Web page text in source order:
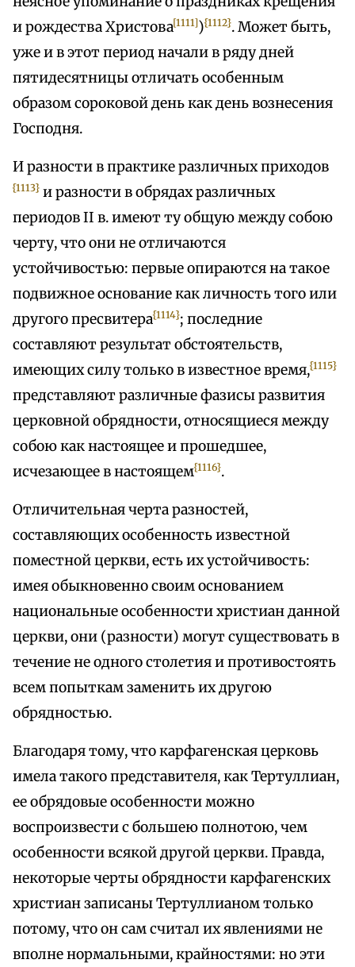
и рождества Христова[1111]){1112}. Может быть,
уже и в этот период начали в ряду дней
пятидесятницы отличать особенным
образом сороковой день как день вознесения
Господня.
И разности в практике различных приходов
{1113} и разности в обрядах различных
периодов II в. имеют ту общую между собою
черту, что они не отличаются
устойчивостью: первые опираются на такое
подвижное основание как личность того или
другого пресвитера{1114}; последние
составляют результат обстоятельств,
имеющих силу только в известное время,{1115}
представляют различные фазисы развития
церковной обрядности, относящиеся между
собою как настоящее и прошедшее,
исчезающее в настоящем{1116}.
Отличительная черта разностей,
составляющих особенность известной
поместной церкви, есть их устойчивость:
имея обыкновенно своим основанием
национальные особенности христиан данной
церкви, они (разности) могут существовать в
течение не одного столетия и противостоять
всем попыткам заменить их другою
обрядностью.
Благодаря тому, что карфагенская церковь
имела такого представителя, как Тертуллиан,
ее обрядовые особенности можно
воспроизвести с большею полнотою, чем
особенности всякой другой церкви. Правда,
некоторые черты обрядности карфагенских
христиан записаны Тертуллианом только
потому, что он сам считал их явлениями не
вполне нормальными, крайностями: но эти